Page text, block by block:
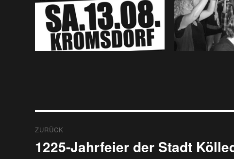
ZURÜCK
Vorheriger
Beitrag:
1225-Jahrfeier der Stadt